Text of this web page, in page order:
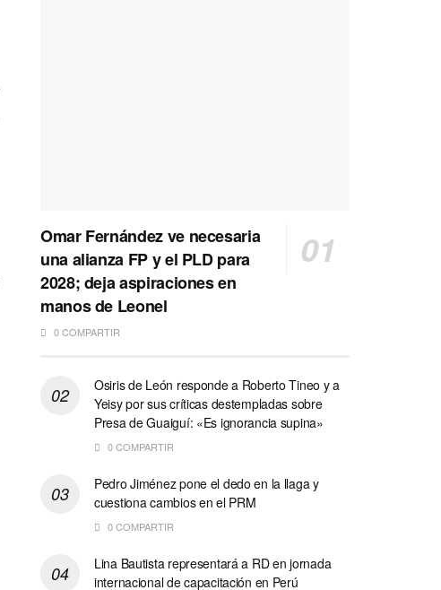
Omar Fernández ve necesaria
una alianza FP y el PLD para
2028; deja aspiraciones en
manos de Leonel
0 COMPARTIR
Osiris de León responde a Roberto Tineo y a
Yeisy por sus críticas destempladas sobre
Presa de Guaiguí: «Es ignorancia supina»
0 COMPARTIR
Pedro Jiménez pone el dedo en la llaga y
cuestiona cambios en el PRM
0 COMPARTIR
Lina Bautista representará a RD en jornada
internacional de capacitación en Perú